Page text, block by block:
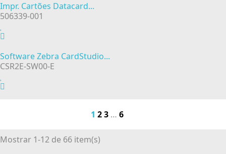
Impr. Cartões Datacard...
506339-001
Software Zebra CardStudio...
CSR2E-SW00-E
1 23 … 6
Mostrar 1-12 de 66 item(s)